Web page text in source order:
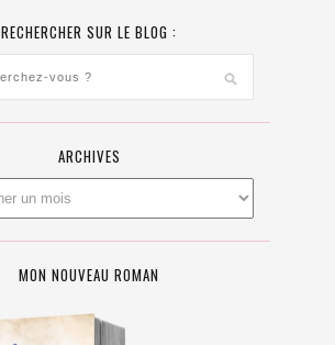
RECHERCHER SUR LE BLOG :
ARCHIVES
MON NOUVEAU ROMAN